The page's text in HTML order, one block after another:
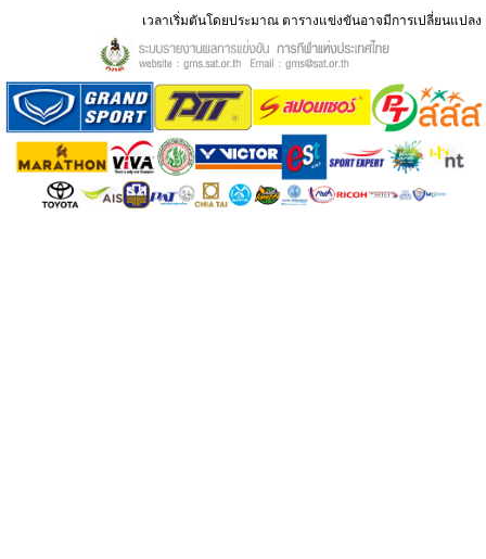
เวลาเริ่มตันโดยประมาณ ตารางแข่งขันอาจมีการเปลี่ยนแปลง